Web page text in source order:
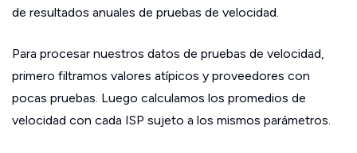
de resultados anuales de pruebas de velocidad.
Para procesar nuestros datos de pruebas de velocidad,
primero filtramos valores atípicos y proveedores con
pocas pruebas. Luego calculamos los promedios de
velocidad con cada ISP sujeto a los mismos parámetros.